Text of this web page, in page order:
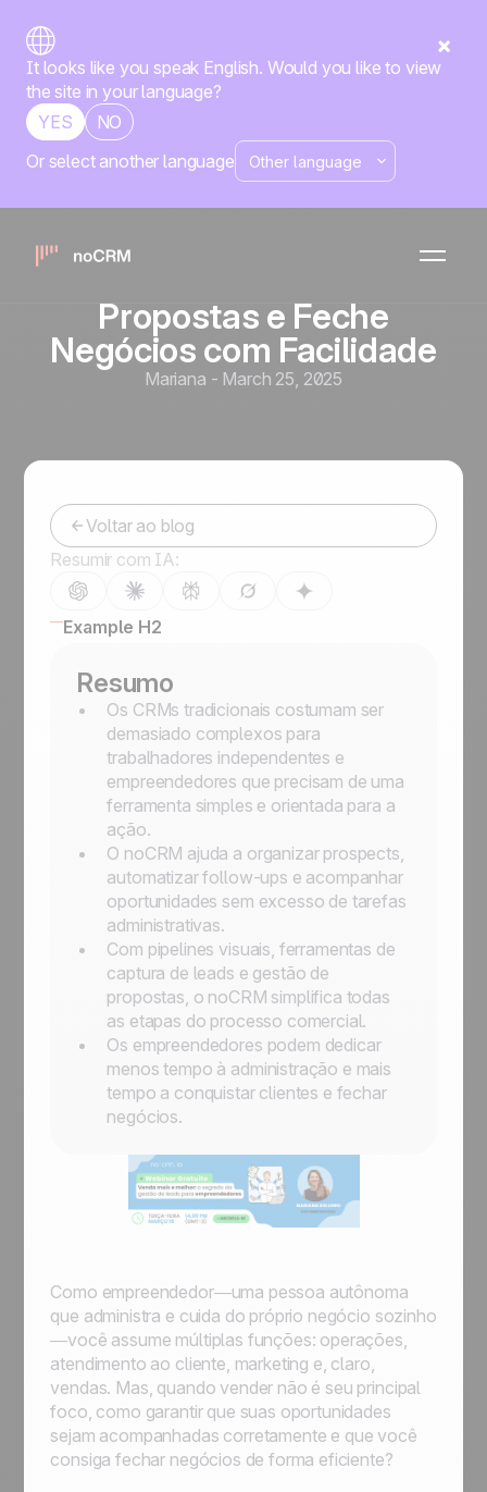
It looks like you speak English. Would you like to view
the site in your language?
YES
NO
Or select another language
Ferramentas de Vendas e Automação
Vender Mais e Melhor para
Empreendedores: Gerencie
Propostas e Feche
Negócios com Facilidade
Mariana - March 25, 2025
Voltar ao blog
Resumir com IA:
Example H2
Resumo
Os CRMs tradicionais costumam ser
demasiado complexos para
trabalhadores independentes e
empreendedores que precisam de uma
ferramenta simples e orientada para a
ação.
O noCRM ajuda a organizar prospects,
automatizar follow-ups e acompanhar
oportunidades sem excesso de tarefas
administrativas.
Com pipelines visuais, ferramentas de
captura de leads e gestão de
propostas, o noCRM simplifica todas
as etapas do processo comercial.
Os empreendedores podem dedicar
menos tempo à administração e mais
tempo a conquistar clientes e fechar
negócios.
Como empreendedor—uma pessoa autônoma
que administra e cuida do próprio negócio sozinho
—você assume múltiplas funções: operações,
atendimento ao cliente, marketing e, claro,
vendas. Mas, quando vender não é seu principal
foco, como garantir que suas oportunidades
sejam acompanhadas corretamente e que você
consiga fechar negócios de forma eficiente?